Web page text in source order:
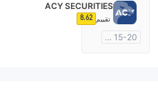
صناعة السوق (MM)
ACY SECURITIES
تقييم 8.62
15-20 سنة